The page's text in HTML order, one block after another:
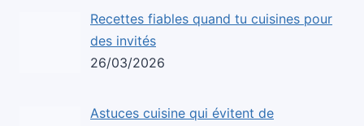
Recettes fiables quand tu cuisines pour
des invités
26/03/2026
Astuces cuisine qui évitent de